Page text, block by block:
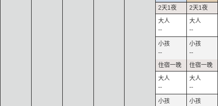
--
--
--
--
--
--